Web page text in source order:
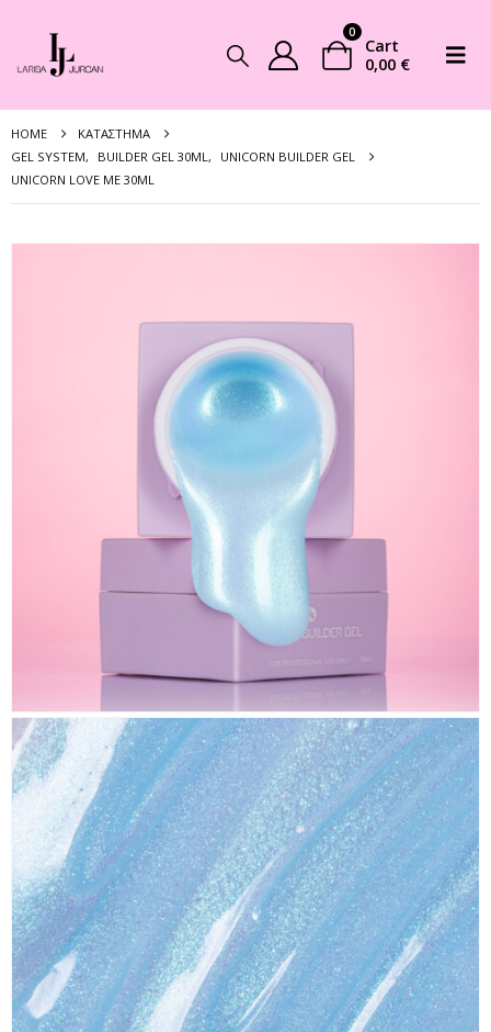
0
Cart
0,00 €
HOME
ΚΑΤΆΣΤΗΜΑ
GEL SYSTEM, BUILDER GEL 30ML,
UNICORN BUILDER GEL
UNICORN LOVE ME 30ML